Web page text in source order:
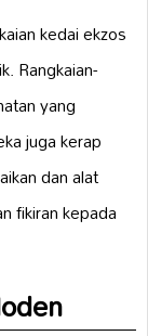
kedai ekzos
Rangkaian-
yang
juga kerap
dan alat
fikiran kepada